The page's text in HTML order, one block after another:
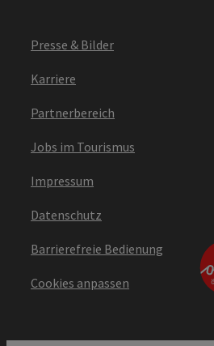
Presse & Bilder
Karriere
Partnerbereich
Jobs im Tourismus
Impressum
Datenschutz
Barrierefreie Bedienung
Cookies anpassen